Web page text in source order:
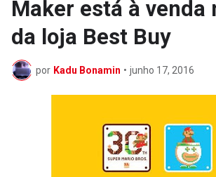
Maker está à venda
da loja Best Buy
por Kadu Bonamin • junho 17, 2016